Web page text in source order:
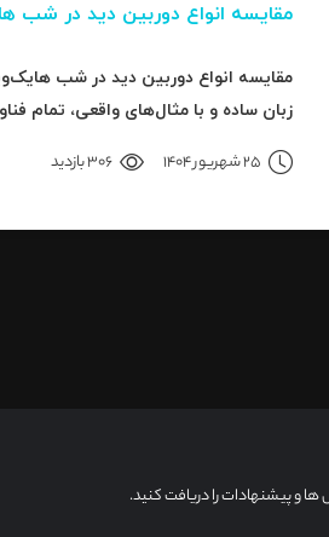
مقایسه انواع دوربین دید در شب
مقایسه انواع دوربین دید در شب
زبان ساده و با مثال‌های واقعی، تمام
25 شهریور 1404 306 بازدید
ها و پیشنهادات را دریافت کنید.